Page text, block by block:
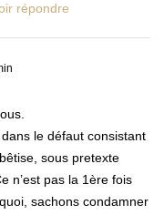
répondre
le défaut consistant
sous pretexte
n’est pas la 1ère fois
sachons condamner